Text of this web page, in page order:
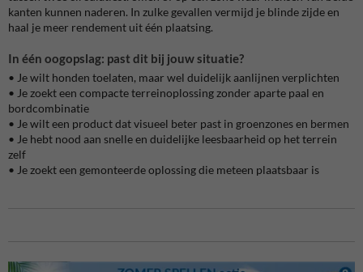
kanten kunnen naderen. In zulke gevallen vermijd je blinde zijde en
haal je meer rendement uit één plaatsing.
In één oogopslag: past dit bij jouw situatie?
• Je wilt honden toelaten, maar wel duidelijk aanlijnen verplichten
• Je zoekt een compacte terreinoplossing zonder aparte paal en
bordcombinatie
• Je wilt een product dat visueel beter past in groenzones en bermen
• Je hebt nood aan snelle en duidelijke leesbaarheid op het terrein
zelf
• Je zoekt een gemonteerde oplossing die meteen plaatsbaar is